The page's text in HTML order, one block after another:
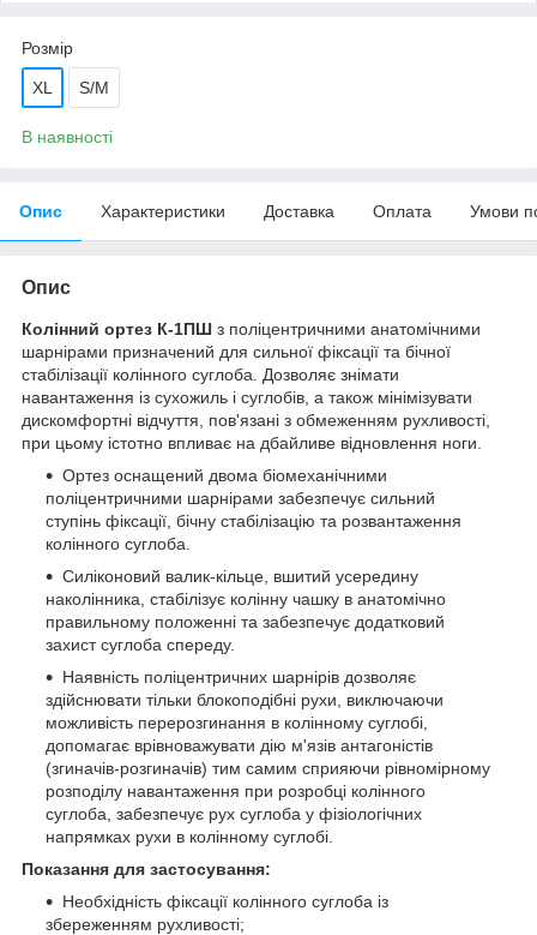
Розмір
XL S/М
В наявності
Опис Характеристики Доставка Оплата Умови
Опис
Колінний ортез К-1ПШ з поліцентричними анатомічними
шарнірами призначений для сильної фіксації та бічної
стабілізації колінного суглоба. Дозволяє знімати
навантаження із сухожиль і суглобів, а також мінімізувати
дискомфортні відчуття, пов'язані з обмеженням рухливості,
при цьому істотно впливає на дбайливе відновлення ноги.
Ортез оснащений двома біомеханічними
поліцентричними шарнірами забезпечує сильний
ступінь фіксації, бічну стабілізацію та розвантаження
колінного суглоба.
Силіконовий валик-кільце, вшитий усередину
наколінника, стабілізує колінну чашку в анатомічно
правильному положенні та забезпечує додатковий
захист суглоба спереду.
Наявність поліцентричних шарнірів дозволяє
здійснювати тільки блокоподібні рухи, виключаючи
можливість перерозгинання в колінному суглобі,
допомагає врівноважувати дію м'язів антагоністів
(згиначів-розгиначів) тим самим сприяючи рівномірному
розподілу навантаження при розробці колінного
суглоба, забезпечує рух суглоба у фізіологічних
напрямках рухи в колінному суглобі.
Показання для застосування:
Необхідність фіксації колінного суглоба із
збереженням рухливості;